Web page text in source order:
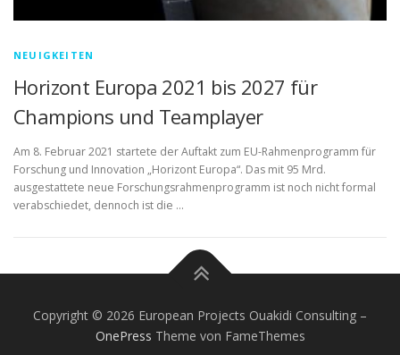
NEUIGKEITEN
Horizont Europa 2021 bis 2027 für
Champions und Teamplayer
Am 8. Februar 2021 startete der Auftakt zum EU-Rahmenprogramm für
Forschung und Innovation „Horizont Europa“. Das mit 95 Mrd.
ausgestattete neue Forschungsrahmenprogramm ist noch nicht formal
verabschiedet, dennoch ist die …
Copyright © 2026 European Projects Ouakidi Consulting –
OnePress Theme von FameThemes